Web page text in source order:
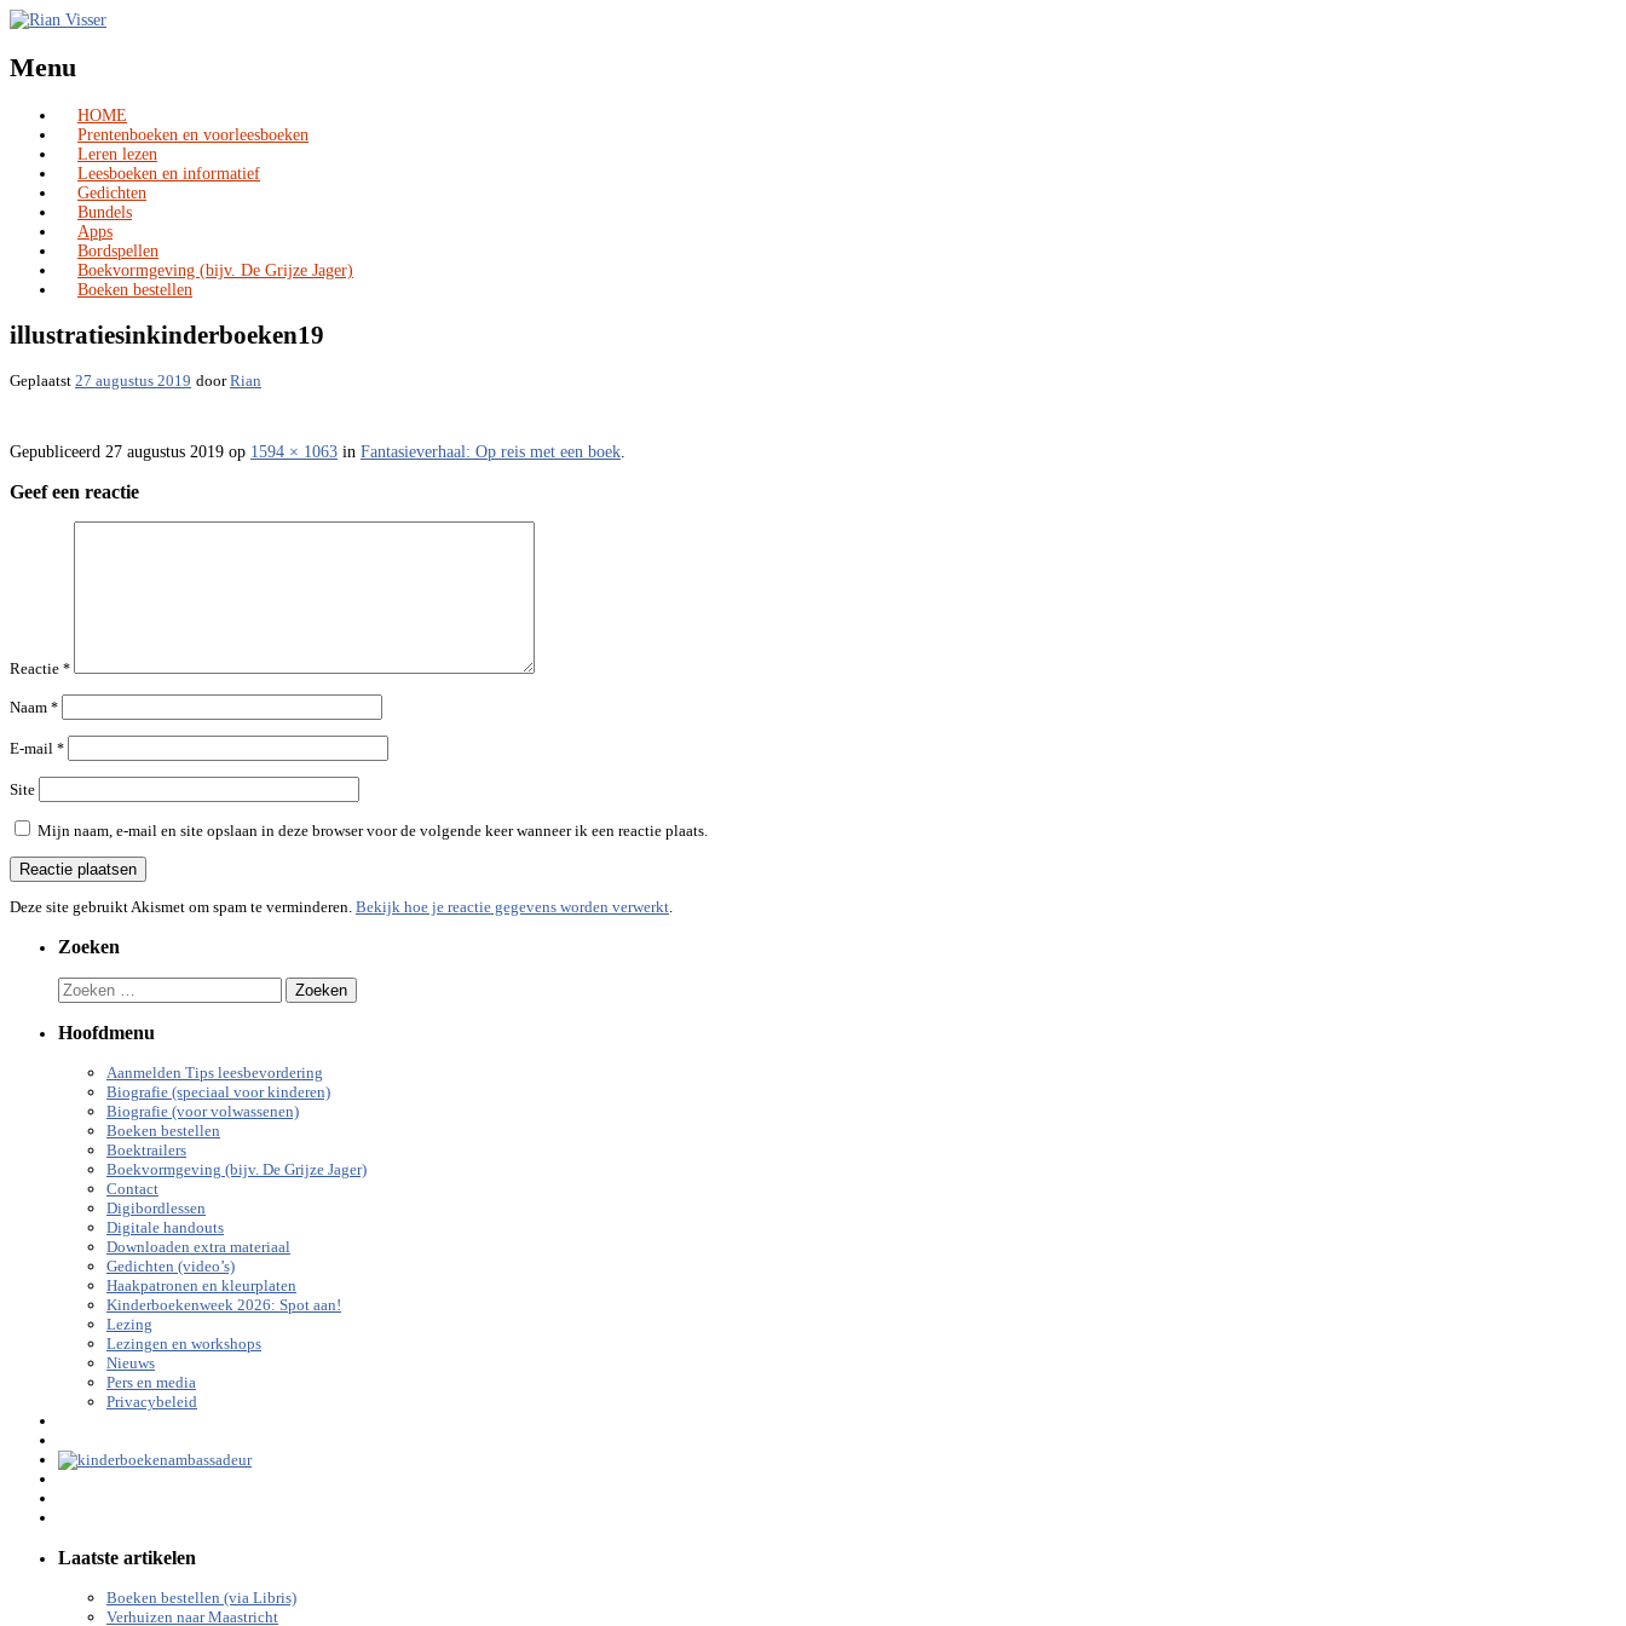
Menu
Skip
to
content
HOME
Prentenboeken en voorleesboeken
Leren lezen
Leesboeken en informatief
Gedichten
Bundels
Apps
Bordspellen
Boekvormgeving (bijv. De Grijze Jager)
Boeken bestellen
illustratiesinkinderboeken19
Geplaatst 27 augustus 2019 doorRian
Gepubliceerd 27 augustus 2019 op 1594 × 1063 in Fantasieverhaal: Op reis met een boek
Geef een reactie
Reactie *
Naam *
E-mail *
Site
Mijn naam, e-mail en site opslaan in deze browser voor de volgende keer wanneer ik een reactie plaats.
Deze site gebruikt Akismet om spam te verminderen. Bekijk hoe je reactie gegevens worden verwerkt.
Zoeken
Zoeken
naar:
Hoofdmenu
Aanmelden Tips leesbevordering
Biografie (speciaal voor kinderen)
Biografie (voor volwassenen)
Boeken bestellen
Boektrailers
Boekvormgeving (bijv. De Grijze Jager)
Contact
Digibordlessen
Digitale handouts
Downloaden extra materiaal
Gedichten (video’s)
Haakpatronen en kleurplaten
Kinderboekenweek 2026: Spot aan!
Lezing
Lezingen en workshops
Nieuws
Pers en media
Privacybeleid
Laatste artikelen
Boeken bestellen (via Libris)
Verhuizen naar Maastricht